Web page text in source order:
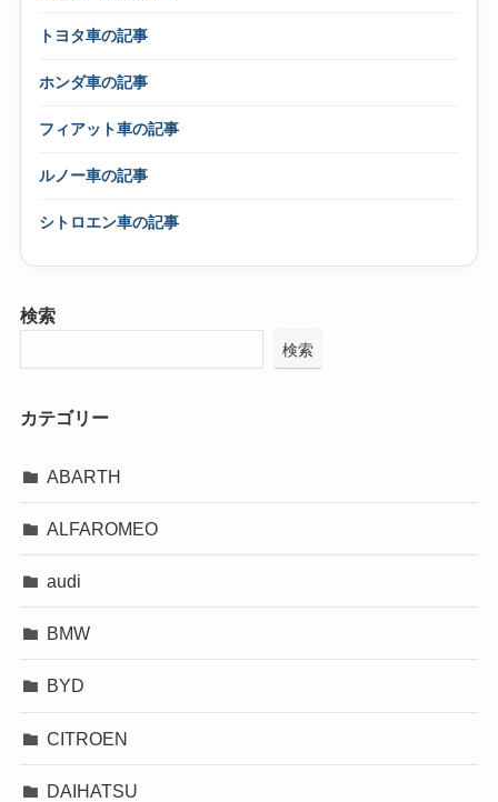
トヨタ車の記事
ホンダ車の記事
フィアット車の記事
ルノー車の記事
シトロエン車の記事
検索
検索
カテゴリー
ABARTH
ALFAROMEO
audi
BMW
BYD
CITROEN
DAIHATSU